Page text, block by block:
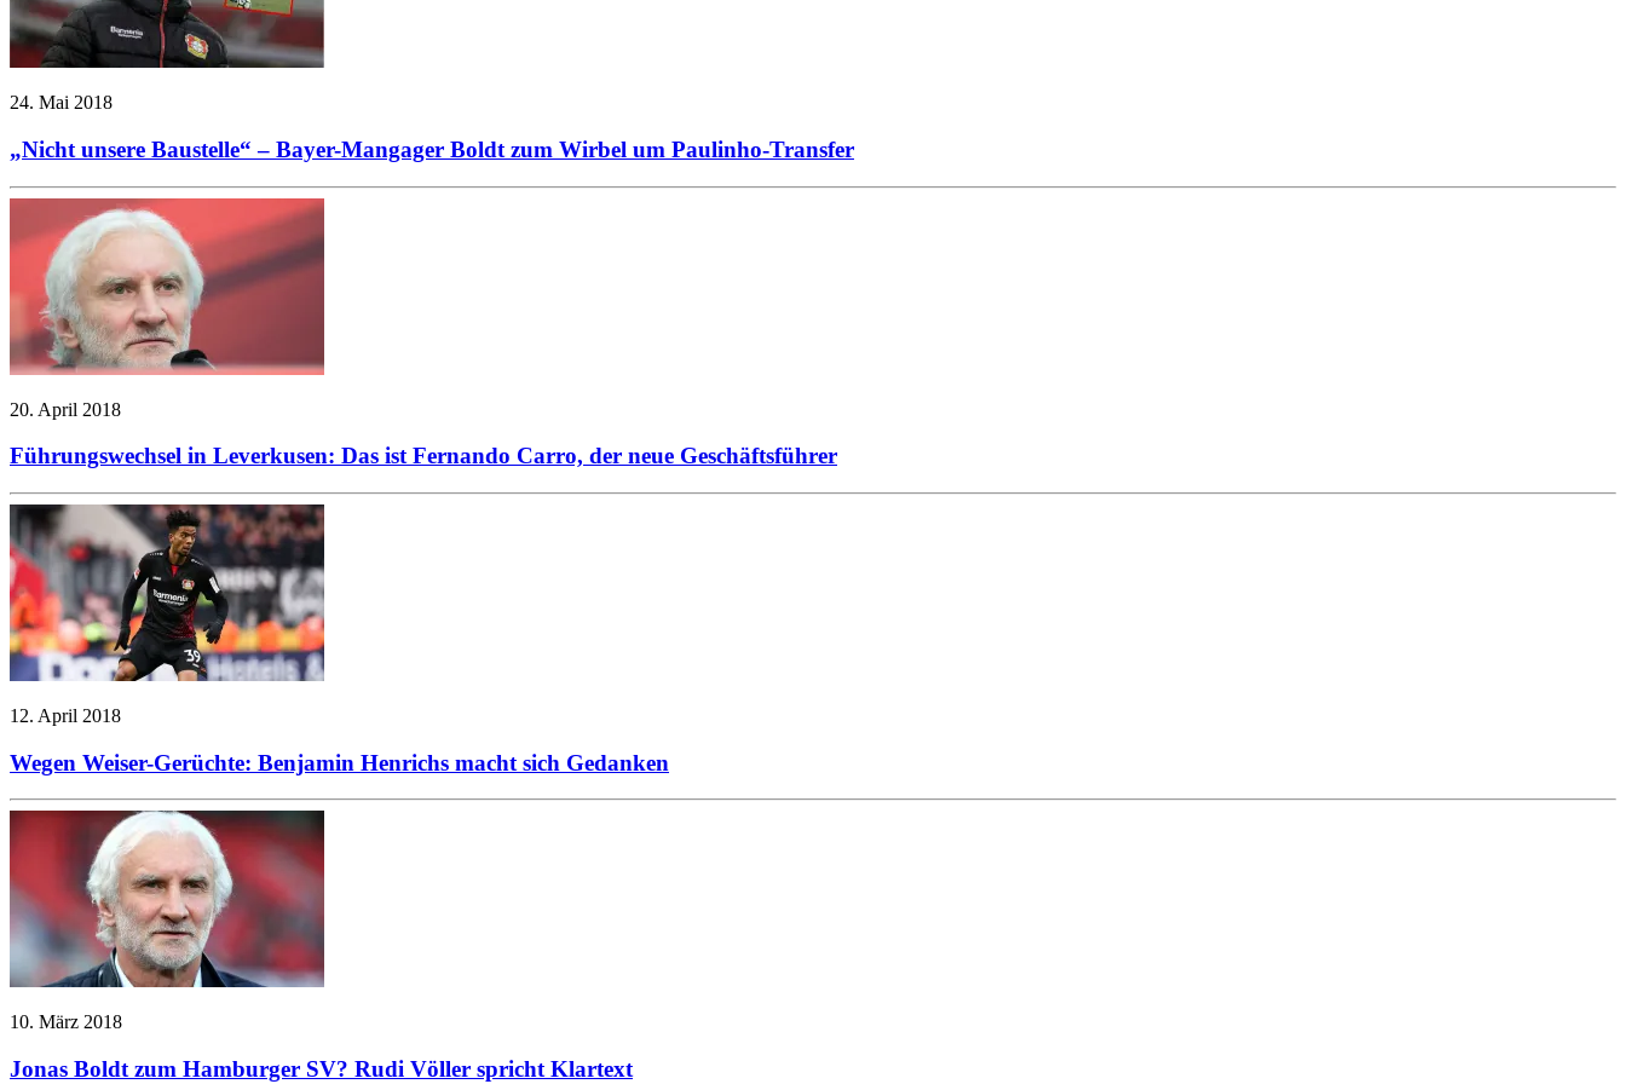
24. Mai 2018
„Nicht unsere Baustelle“ – Bayer-Mangager Boldt zum Wirbel um Paulinho-Transfer
20. April 2018
Führungswechsel in Leverkusen: Das ist Fernando Carro, der neue Geschäftsführer
12. April 2018
Wegen Weiser-Gerüchte: Benjamin Henrichs macht sich Gedanken
10. März 2018
Jonas Boldt zum Hamburger SV? Rudi Völler spricht Klartext